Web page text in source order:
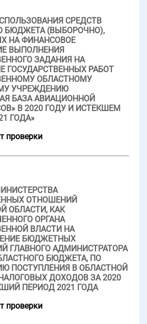
СРЕДСТВ
БЮДЖЕТА (ВЫБОРОЧНО),
НА ФИНАНСОВОЕ
ВЫПОЛНЕНИЯ
ЗАДАНИЯ НА
ГОСУДАРСТВЕННЫХ РАБОТ
ОБЛАСТНОМУ
УЧРЕЖДЕНИЮ
БАЗА АВИАЦИОННОЙ
В 2020 ГОДУ И ИСТЕКШЕМ
ГОДА»
проверки
ОТНОШЕНИЙ
ОБЛАСТИ, КАК
ОРГАНА
ВЛАСТИ НА
БЮДЖЕТНЫХ
ГЛАВНОГО АДМИНИСТРАТОРА
БЮДЖЕТА, ПО
ПОСТУПЛЕНИЯ В ОБЛАСТНОЙ
ДОХОДОВ ЗА 2020
ПЕРИОД 2021 ГОДА
проверки